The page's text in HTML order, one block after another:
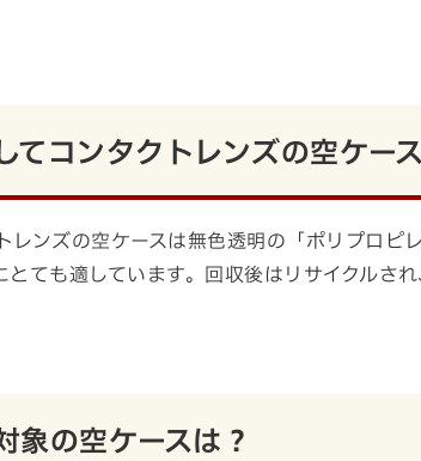
てコンタクトレンズの空ケー
レンズの空ケースは無色透明の「ポリプロピ
とても適しています。回収後はリサイクルさ
象の空ケースは？